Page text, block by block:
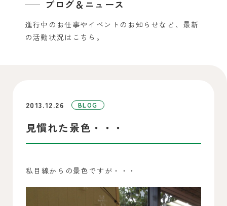
ブログ＆ニュース
進行中のお仕事やイベントのお知らせなど、 最新
の活動状況はこちら。
2013.12.26 BLOG
見慣れた景色・・・
私目線からの景色ですが・・・